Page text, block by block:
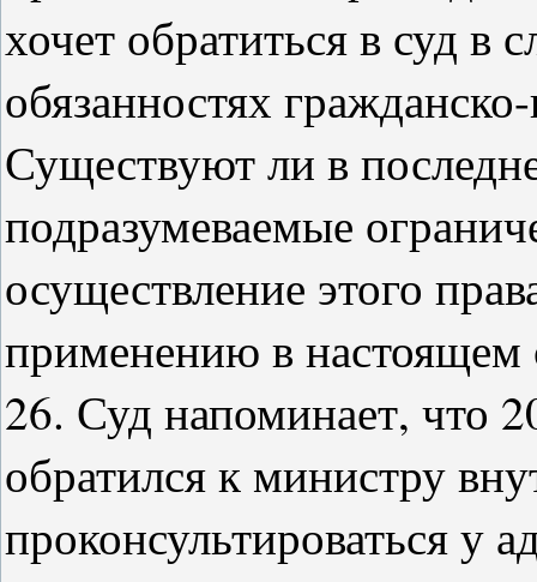
хочет обратиться в суд в
обязанностях
Существуют ли в
подразумеваемые
осуществление этого
применению в настоящем
26. Суд напоминает, что
обратился к министру
проконсультироваться у